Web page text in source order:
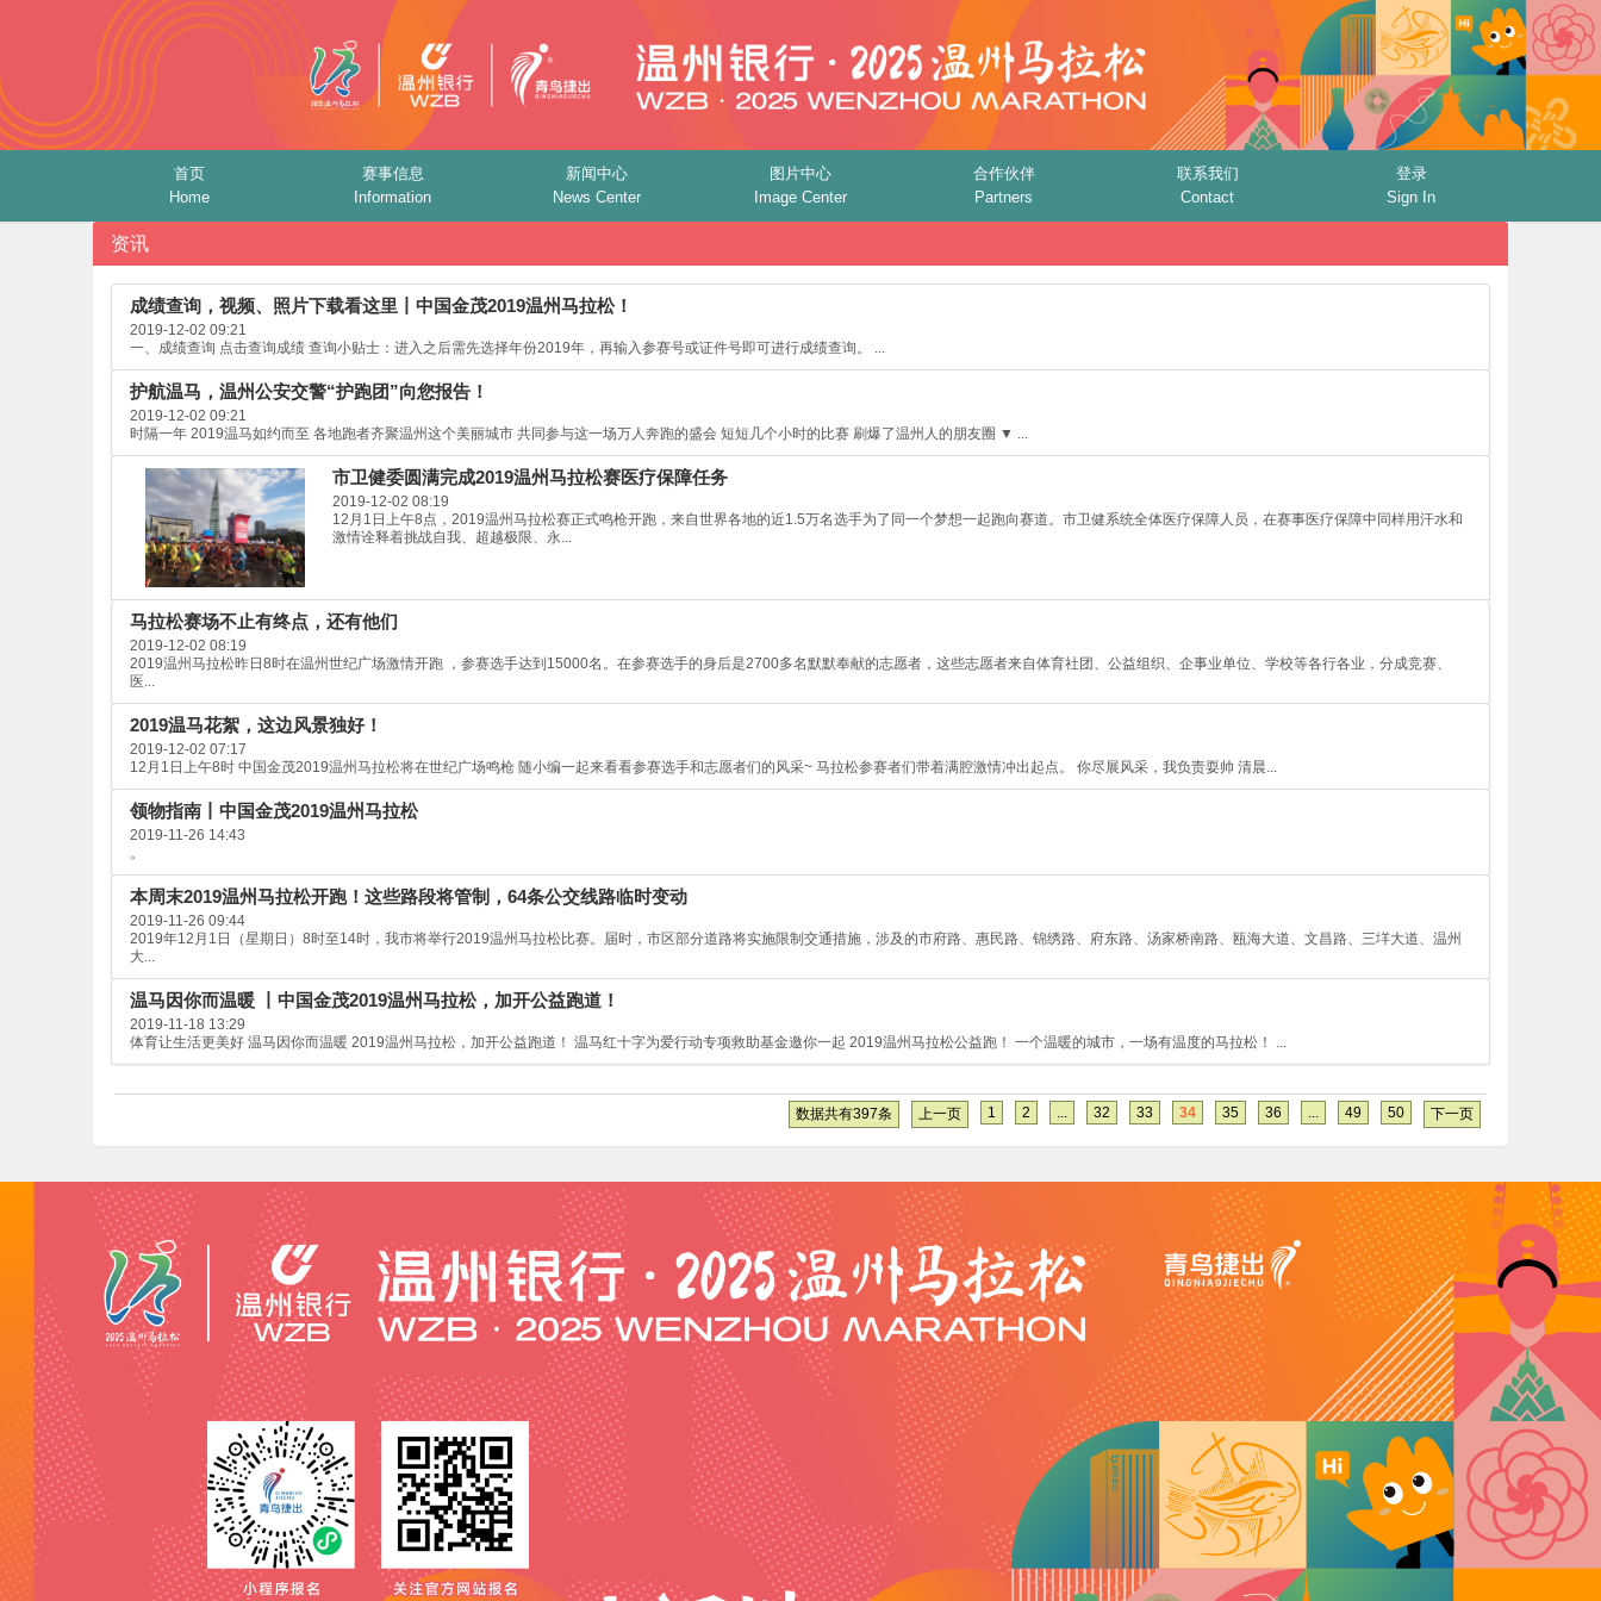
首页
Home
赛事信息
Information
新闻中心
News Center
图片中心
Image Center
合作伙伴
Partners
联系我们
Contact
登录
Sign In
资讯
成绩查询，视频、照片下载看这里丨中国金茂2019温州马拉松！
2019-12-02 09:21
一、成绩查询 点击查询成绩 查询小贴士：进入之后需先选择年份2019年，再输入参赛号或证件号即可进行成绩查询。 ...
护航温马，温州公安交警“护跑团”向您报告！
2019-12-02 09:21
时隔一年 2019温马如约而至 各地跑者齐聚温州这个美丽城市 共同参与这一场万人奔跑的盛会 短短几个小时的比赛 刷爆了温州人的朋友圈 ▼ ...
市卫健委圆满完成2019温州马拉松赛医疗保障任务
2019-12-02 08:19
12月1日上午8点，2019温州马拉松赛正式鸣枪开跑，来自世界各地的近1.5万名选手为了同一个梦想一起跑向赛道。市卫健系统全体医疗保障人员，在赛事医疗保障中同样用汗水和
激情诠释着挑战自我、超越极限、永...
马拉松赛场不止有终点，还有他们
2019-12-02 08:19
2019温州马拉松昨日8时在温州世纪广场激情开跑 ，参赛选手达到15000名。在参赛选手的身后是2700多名默默奉献的志愿者，这些志愿者来自体育社团、公益组织、企事业单位、学校等各行各业，分成竞赛、
医...
2019温马花絮，这边风景独好！
2019-12-02 07:17
12月1日上午8时 中国金茂2019温州马拉松将在世纪广场鸣枪 随小编一起来看看参赛选手和志愿者们的风采~ 马拉松参赛者们带着满腔激情冲出起点。 你尽展风采，我负责耍帅 清晨...
领物指南丨中国金茂2019温州马拉松
2019-11-26 14:43
。
本周末2019温州马拉松开跑！这些路段将管制，64条公交线路临时变动
2019-11-26 09:44
2019年12月1日（星期日）8时至14时，我市将举行2019温州马拉松比赛。届时，市区部分道路将实施限制交通措施，涉及的市府路、惠民路、锦绣路、府东路、汤家桥南路、瓯海大道、文昌路、三垟大道、温州
大...
温马因你而温暖 丨中国金茂2019温州马拉松，加开公益跑道！
2019-11-18 13:29
体育让生活更美好 温马因你而温暖 2019温州马拉松，加开公益跑道！ 温马红十字为爱行动专项救助基金邀你一起 2019温州马拉松公益跑！ 一个温暖的城市，一场有温度的马拉松！ ...
数据共有397条 上一页 1 2 ... 32 33 34 35 36 ... 49 50 下一页